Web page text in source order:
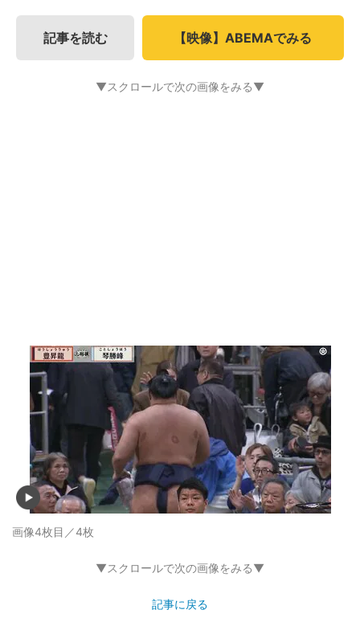
記事を読む 【映像】ABEMAでみる
▼スクロールで次の画像をみる▼
画像4枚目／4枚
▼スクロールで次の画像をみる▼
記事に戻る